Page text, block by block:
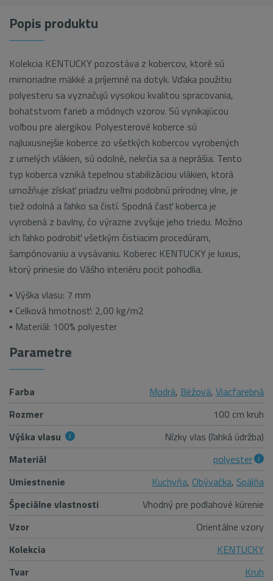
Popis produktu
Kolekcia KENTUCKY pozostáva z kobercov, ktoré sú
mimoriadne mäkké a príjemné na dotyk. Vďaka použitiu
polyesteru sa vyznačujú vysokou kvalitou spracovania,
bohatstvom farieb a módnych vzorov. Sú vynikajúcou
voľbou pre alergikov. Polyesterové koberce sú
najluxusnejšie koberce zo všetkých kobercov vyrobených
z umelých vlákien, sú odolné, nekrčia sa a neprášia. Tento
typ koberca vzniká tepelnou stabilizáciou vlákien, ktorá
umožňuje získať priadzu veľmi podobnú prírodnej vlne, je
tiež odolná a ľahko sa čistí. Spodná časť koberca je
vyrobená z bavlny, čo výrazne zvyšuje jeho triedu. Možno
ich ľahko podrobiť všetkým čistiacim procedúram,
šampónovaniu a vysávaniu. Koberec KENTUCKY je luxus,
ktorý prinesie do Vášho interiéru pocit pohodlia.
▪ Výška vlasu: 7 mm
▪ Celková hmotnosť: 2,00 kg/m2
▪ Materiál: 100% polyester
Parametre
Farba Modrá, Béžová, Viacfarebná
Rozmer
100 cm kruh
Výška vlasu
Nízky vlas (ľahká údržba)
Materiál
polyester
Umiestnenie
Kuchyňa, Obývačka, Spálňa
Špeciálne vlastnosti
Vhodný pre podlahové kúrenie
Vzor
Orientálne vzory
Kolekcia
KENTUCKY
Tvar
Kruh